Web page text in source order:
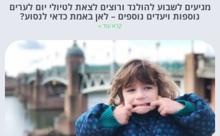
מגיעים לשבוע להולנד ורוצים לצאת לטיולי יום לערים
נוספות ויעדים נוספים – לאן באמת כדאי לנסוע?
קרא עוד »